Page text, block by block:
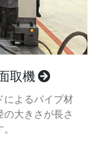
取機
によるパイプ材
大きさが長さ